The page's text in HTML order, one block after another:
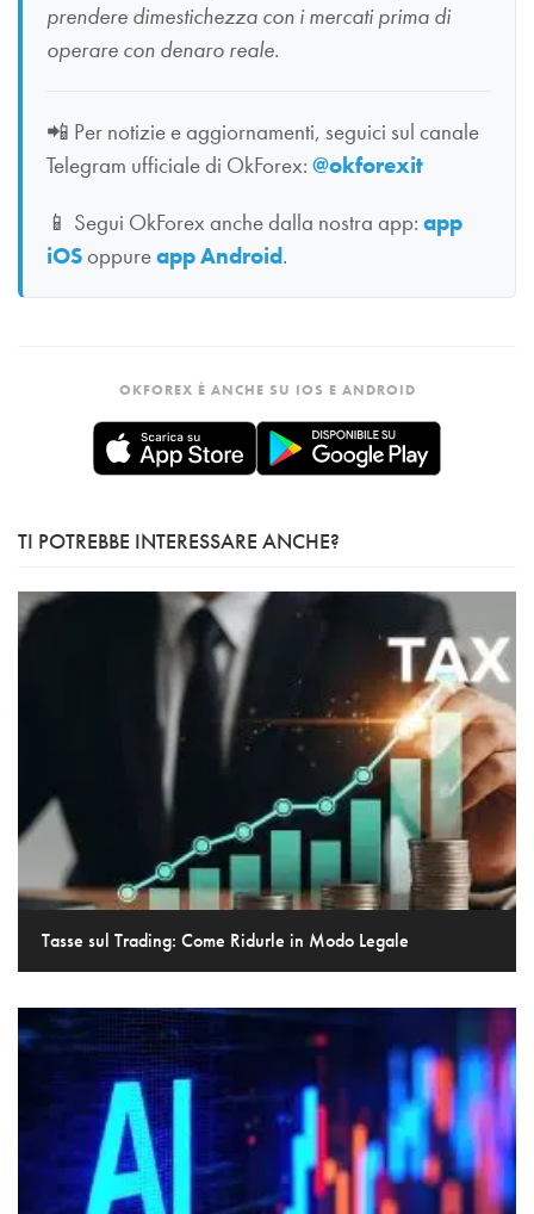
prendere dimestichezza con i mercati prima di
operare con denaro reale.
📲 Per notizie e aggiornamenti, seguici sul canale
Telegram ufficiale di OkForex: @okforexit
📱 Segui OkForex anche dalla nostra app: app
iOSoppureapp Android.
OKFOREX È ANCHE SU IOS E ANDROID
TI POTREBBE INTERESSARE ANCHE?
Tasse sul Trading: Come Ridurle in Modo Legale